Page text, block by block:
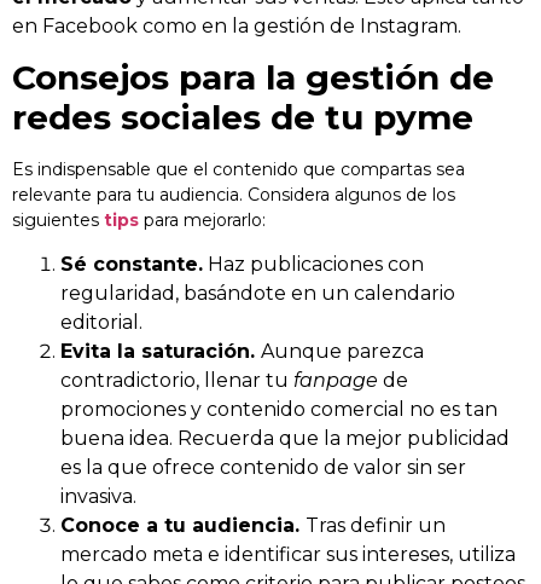
en Facebook como en la gestión de Instagram.
Consejos para la gestión de
redes sociales de tu pyme
Es indispensable que el contenido que compartas sea
relevante para tu audiencia. Considera algunos de los
siguientes tips para mejorarlo:
Sé constante. Haz publicaciones con
regularidad, basándote en un calendario
editorial.
Evita la saturación. Aunque parezca
contradictorio, llenar tu fanpage de
promociones y contenido comercial no es tan
buena idea. Recuerda que la mejor publicidad
es la que ofrece contenido de valor sin ser
invasiva.
Conoce a tu audiencia. Tras definir un
mercado meta e identificar sus intereses, utiliza